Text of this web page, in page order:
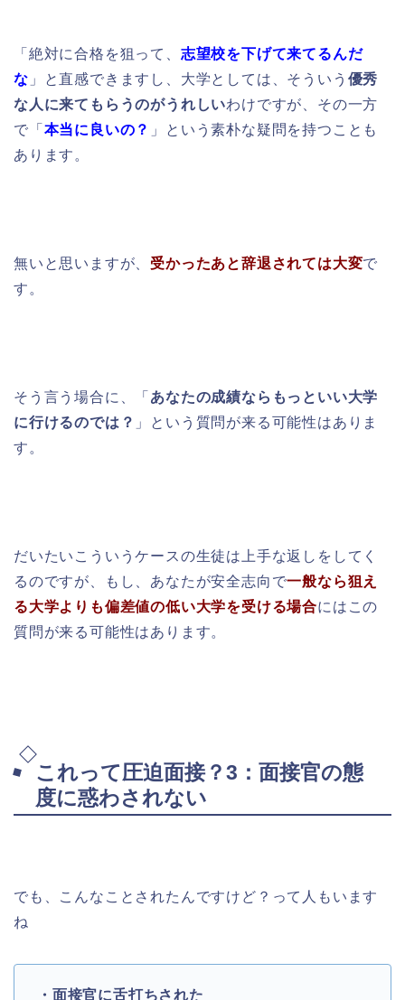
「絶対に合格を狙って、 志望校を下げて来てるんだ
な 」と直感できますし、大学としては、そういう 優秀
な人に来てもらうのがうれしいわけですが、その一方
で「 本当に良いの？ 」という素朴な疑問を持つことも
あります。
無いと思いますが、 受かったあと辞退されては大変で
す。
そう言う場合に、「 あなたの成績ならもっといい大学
に行けるのでは？ 」という質問が来る可能性はありま
す。
だいたいこういうケースの生徒は上手な返しをしてく
るのですが、もし、あなたが安全志向で一般なら狙え
る大学よりも偏差値の低い大学を受ける場合にはこの
質問が来る可能性はあります。
これって圧迫面接？3：面接官の態
度に惑わされない
でも、こんなことされたんですけど？って人もいます
ね
・面接官に舌打ちされた